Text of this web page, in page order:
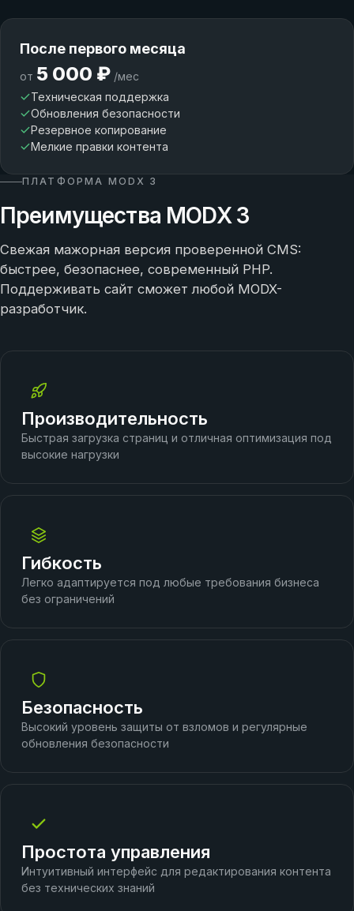
После первого месяца
от 5 000 ₽ /мес
Техническая поддержка
Обновления безопасности
Резервное копирование
Мелкие правки контента
ПЛАТФОРМА MODX 3
Преимущества MODX 3
Свежая мажорная версия проверенной CMS:
быстрее, безопаснее, современный PHP.
Поддерживать сайт сможет любой MODX-
разработчик.
Производительность
Быстрая загрузка страниц и отличная оптимизация под
высокие нагрузки
Гибкость
Легко адаптируется под любые требования бизнеса
без ограничений
Безопасность
Высокий уровень защиты от взломов и регулярные
обновления безопасности
Простота управления
Интуитивный интерфейс для редактирования контента
без технических знаний